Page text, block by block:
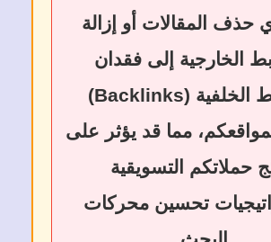
أو إزالة
إلى فقدان
الروابط الخلفية (Backlinks)
مما قد يؤثر على
التسويقية
تحسين محركات